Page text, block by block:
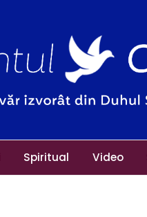
Spiritual Video